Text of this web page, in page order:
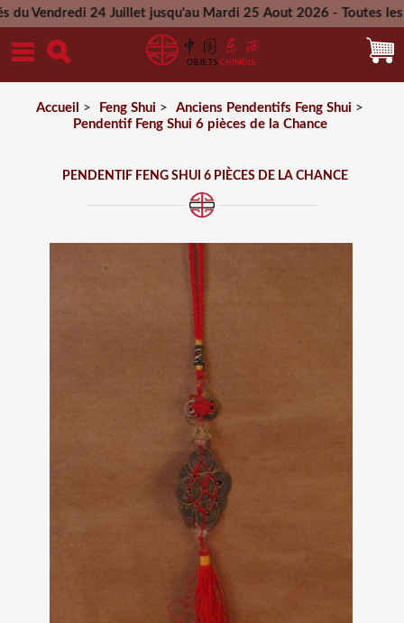
24 Juillet jusqu'au Mardi 25 Aout 2026 - Toutes les
Mercredi 26 Aout 2026
Accueil > Feng Shui > Anciens Pendentifs Feng Shui >
Pendentif Feng Shui 6 pièces de la Chance
PENDENTIF FENG SHUI 6 PIÈCES DE LA CHANCE